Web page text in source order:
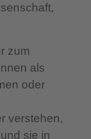
zum
als
oder
verstehen,
sie in